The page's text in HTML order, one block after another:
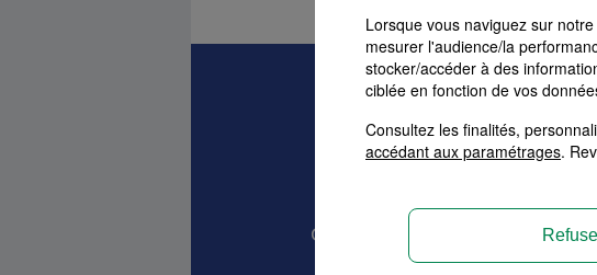
Votre
Comparez et choisissez la
vos besoins.
Lorsque vous naviguez sur
mesurer l'audience/la
stocker/accéder à des
ciblée en fonction de vos
Consultez les finalités,
accédant aux paramétrages.